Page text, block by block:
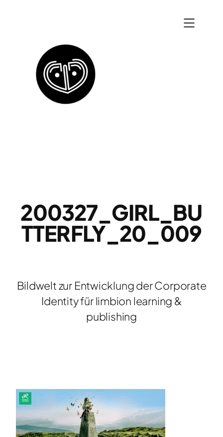
200327_GIRL_BU
TTERFLY_20_009
Bildwelt zur Entwicklung der Corporate
Identity für limbion learning &
publishing